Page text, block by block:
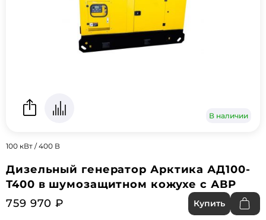
В наличии
100 кВт / 400 В
Дизельный генератор Арктика АД100-
Т400 в шумозащитном кожухе с АВР
759 970 ₽
Купить